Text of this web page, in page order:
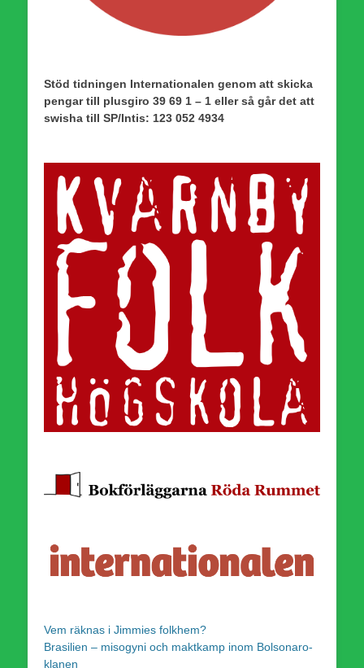
Stöd tidningen Internationalen genom att skicka
pengar till plusgiro 39 69 1 – 1 eller så går det att
swisha till SP/Intis: 123 052 4934
Vem räknas i Jimmies folkhem?
Brasilien – misogyni och maktkamp inom Bolsonaro-
klanen